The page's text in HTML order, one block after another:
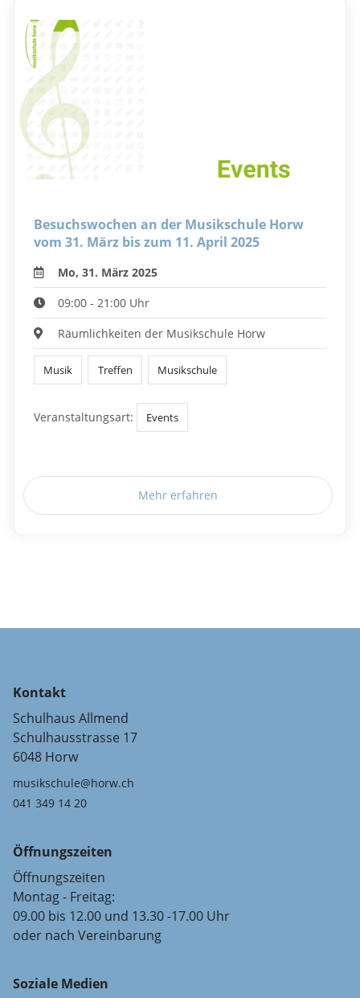
Besuchswochen an der Musikschule Horw
vom 31. März bis zum 11. April 2025
Mo, 31. März 2025
09:00 - 21:00 Uhr
Räumlichkeiten der Musikschule Horw
Musik Treffen Musikschule
Veranstaltungsart: Events
Mehr erfahren
Kontakt
Schulhaus Allmend
Schulhausstrasse 17
6048 Horw
musikschule@horw.ch
041 349 14 20
Öffnungszeiten
Öffnungszeiten
Montag - Freitag:
09.00 bis 12.00 und 13.30 -17.00 Uhr
oder nach Vereinbarung
Soziale Medien